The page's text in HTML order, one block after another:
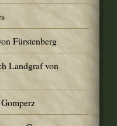
Fürstenberg
Landgraf von